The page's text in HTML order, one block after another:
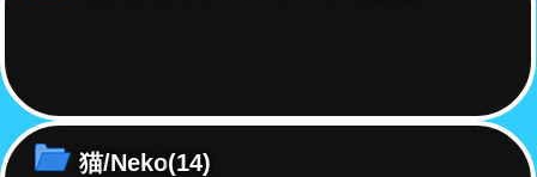
猫/Neko(14)